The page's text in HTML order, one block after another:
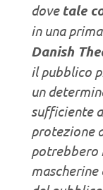
dove tale
in una
Danish
il pubblico
un
sufficiente
protezione
potrebbero
mascherine